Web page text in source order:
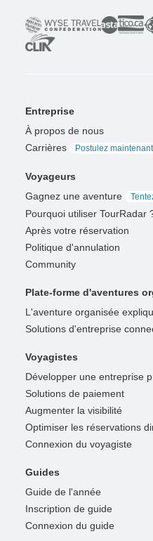
Entreprise
À propos de nous
Carrières
Postulez
Voyageurs
Gagnez une aventure
Pourquoi utiliser TourRadar
Après votre réservation
Politique d'annulation
Community
Plate-forme d'aventures
L'aventure organisée
Solutions d'entreprise
Voyagistes
Développer une entreprise
Solutions de paiement
Augmenter la visibilité
Optimiser les réservations
Connexion du voyagiste
Guides
Guide de l'année
Inscription de guide
Connexion du guide